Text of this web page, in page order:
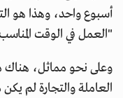
أسبوع واحد، وهذا هو
"العمل في الوقت
وعلى نحو مماثل،
العاملة والتجارة لم